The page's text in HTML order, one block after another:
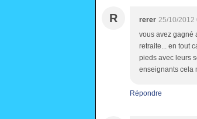
R rerer 25/10/2012
vous avez gagné
retraite... en tout
pieds avec leurs
enseignants cela
Répondre